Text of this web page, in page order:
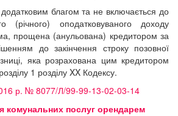
благом та не включається до
(річного) оподатковуваного доходу
прощена (анульована) кредитором за
до закінчення строку позовної
яка розрахована цим кредитором
1 розділу XX Кодексу.
р. № 8077/Л/99-99-13-02-03-14
комунальних послуг орендарем